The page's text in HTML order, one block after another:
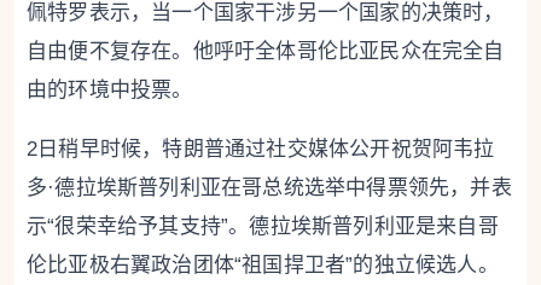
佩特罗表示，当一个国家干涉另一个国家的决策时，
自由便不复存在。他呼吁全体哥伦比亚民众在完全自
由的环境中投票。
2日稍早时候，特朗普通过社交媒体公开祝贺阿韦拉
多·德拉埃斯普列利亚在哥总统选举中得票领先，并表
示“很荣幸给予其支持”。德拉埃斯普列利亚是来自哥
伦比亚极右翼政治团体“祖国捍卫者”的独立候选人。